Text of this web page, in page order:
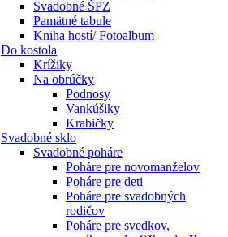
Svadobné ŠPZ
Pamätné tabule
Kniha hostí/ Fotoalbum
Do kostola
Krížiky
Na obrúčky
Podnosy
Vankúšiky
Krabičky
Svadobné sklo
Svadobné poháre
Poháre pre novomanželov
Poháre pre deti
Poháre pre svadobných
rodičov
Poháre pre svedkov,